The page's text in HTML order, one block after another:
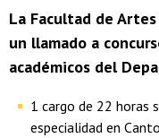
La Facultad de
un llamado a
académicos del
1 cargo de 22 horas
especialidad en